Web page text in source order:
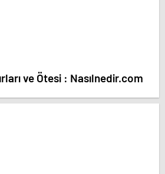
ve Ötesi : Nasılnedir.com